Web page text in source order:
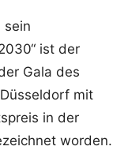
sein
ist der
Gala des
mit
in der
worden.